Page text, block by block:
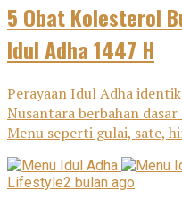
5 Obat Kolesterol
Idul Adha 1447 H
Perayaan Idul Adha
Nusantara berbahan
Menu seperti gulai, sate,
Lifestyle2 bulan ago